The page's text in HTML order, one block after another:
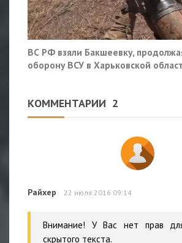
ВС РФ взяли Бакшеевку,
оборону ВСУ в Харьковской
КОММЕНТАРИИ 2
Райхер 22 июля 2016 09:14
Внимание! У Вас нет прав
скрытого текста.